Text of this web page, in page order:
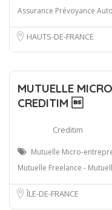
Assurance Prévoyance
HAUTS-DE-FRANCE
MUTUELLE
CREDITIM 
Creditim
Mutuelle Micro-
Mutuelle Freelance -
ÎLE-DE-FRANCE